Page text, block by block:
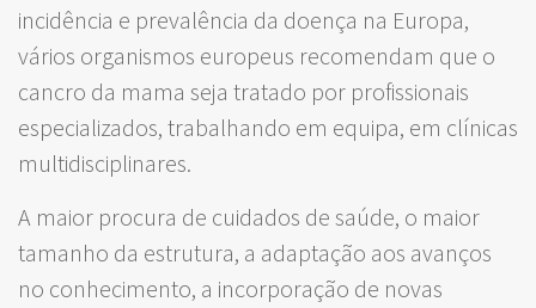
incidência e prevalência da doença na Europa,
vários organismos europeus recomendam que o
cancro da mama seja tratado por profissionais
especializados, trabalhando em equipa, em clínicas
multidisciplinares.
A maior procura de cuidados de saúde, o maior
tamanho da estrutura, a adaptação aos avanços
no conhecimento, a incorporação de novas